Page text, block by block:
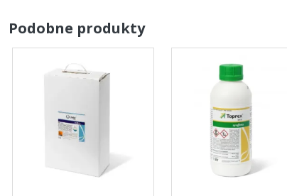
Podobne produkty